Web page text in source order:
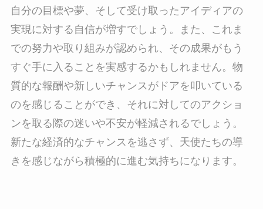
自分の目標や夢、そして受け取ったアイディアの
実現に対する自信が増すでしょう。また、これま
での努力や取り組みが認められ、その成果がもう
すぐ手に入ることを実感するかもしれません。物
質的な報酬や新しいチャンスがドアを叩いている
のを感じることができ、それに対してのアクショ
ンを取る際の迷いや不安が軽減されるでしょう。
新たな経済的なチャンスを逃さず、天使たちの導
きを感じながら積極的に進む気持ちになります。